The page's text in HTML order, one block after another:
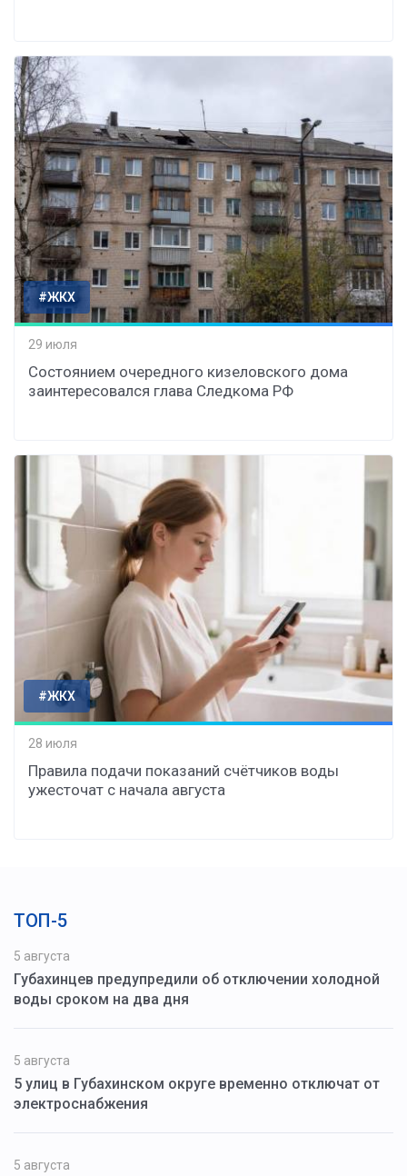
#ЖКХ
29 июля
Состоянием очередного кизеловского дома
заинтересовался глава Следкома РФ
#ЖКХ
28 июля
Правила подачи показаний счётчиков воды
ужесточат с начала августа
ТОП-5
5 августа
Губахинцев предупредили об отключении холодной
воды сроком на два дня
5 августа
5 улиц в Губахинском округе временно отключат от
электроснабжения
5 августа